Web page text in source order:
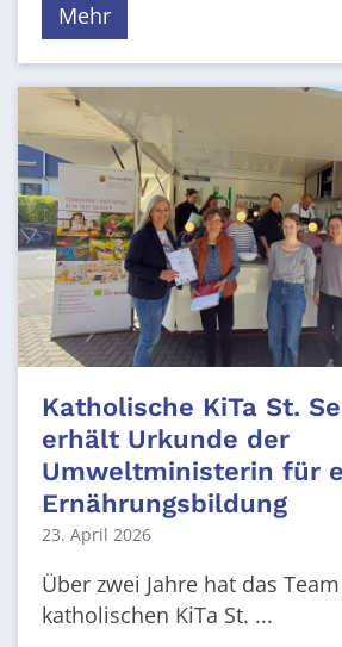
Mehr
Katholische KiTa St.
erhält Urkunde der
Umweltministerin für
Ernährungsbildung
23. April 2026
Über zwei Jahre hat das
katholischen KiTa St. ...